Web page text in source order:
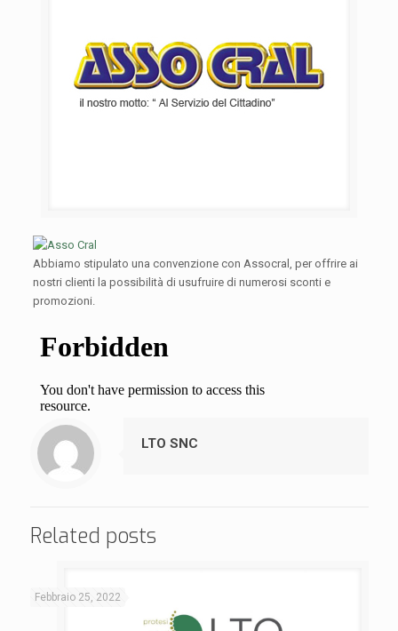
Abbiamo stipulato una convenzione con Assocral, per offrire ai
nostri clienti la possibilità di usufruire di numerosi sconti e
promozioni.
LTO SNC
Related posts
Febbraio 25, 2022